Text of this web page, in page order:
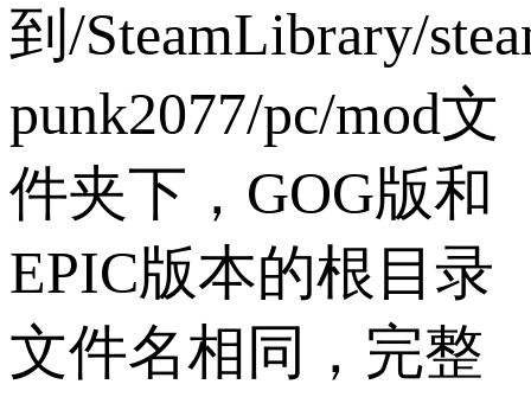
到/SteamLibrary/
punk2077/pc/mod文
件夹下，GOG版和
EPIC版本的根目录
文件名相同，完整